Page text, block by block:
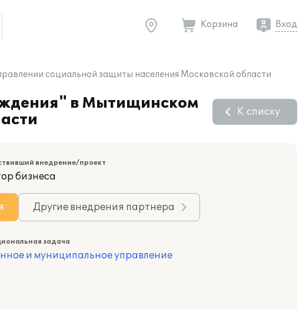
Корзина Вход
социальной защиты населения Московской области
в Мытищинском
К списку
внедрение/проект
бизнеса
Другие внедрения партнера
задача
и муниципальное управление